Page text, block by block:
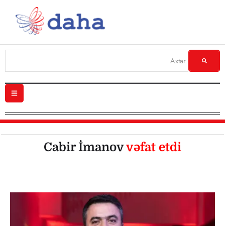
Cabir İmanovvəfat etdi